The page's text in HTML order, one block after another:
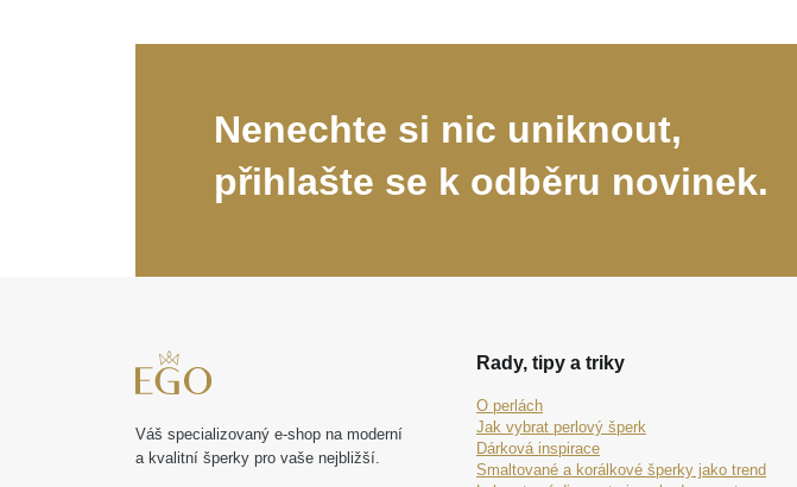
Nenechte si nic uniknout,
přihlašte se k odběru novinek.
Váš specializovaný e-shop na moderní
a kvalitní šperky pro vaše nejbližší.
Rady, tipy a triky
O perlách
Jak vybrat perlový šperk
Dárková inspirace
Smaltované a korálkové šperky jako trend